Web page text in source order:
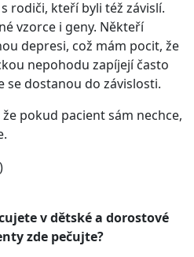
rodiči, kteří byli též závislí.
vzorce i geny. Někteří
depresi, což mám pocit, že
nepohodu zapíjejí často
se dostanou do závislosti.
pokud pacient sám nechce,
v dětské a dorostové
zde pečujte?